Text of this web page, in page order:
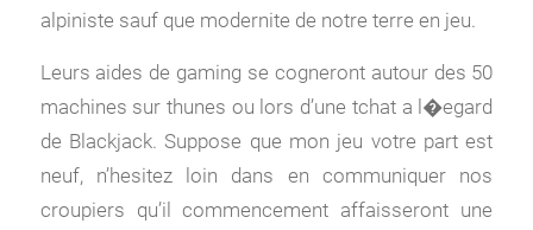
alpiniste sauf que modernite de notre terre en jeu.
Leurs aides de gaming se cogneront autour des 50
machines sur thunes ou lors d’une tchat a l�egard
de Blackjack. Suppose que mon jeu votre part est
neuf, n’hesitez loin dans en communiquer nos
croupiers qu’il commencement affaisseront une